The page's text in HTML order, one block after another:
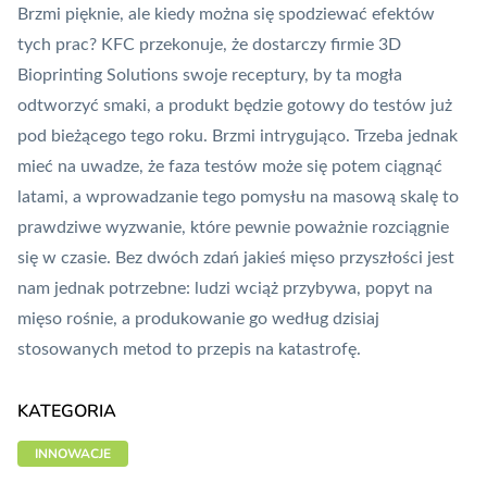
Brzmi pięknie, ale kiedy można się spodziewać efektów
tych prac? KFC przekonuje, że dostarczy firmie 3D
Bioprinting Solutions swoje receptury, by ta mogła
odtworzyć smaki, a produkt będzie gotowy do testów już
pod bieżącego tego roku. Brzmi intrygująco. Trzeba jednak
mieć na uwadze, że faza testów może się potem ciągnąć
latami, a wprowadzanie tego pomysłu na masową skalę to
prawdziwe wyzwanie, które pewnie poważnie rozciągnie
się w czasie. Bez dwóch zdań jakieś mięso przyszłości jest
nam jednak potrzebne: ludzi wciąż przybywa, popyt na
mięso rośnie, a produkowanie go według dzisiaj
stosowanych metod to przepis na katastrofę.
KATEGORIA
INNOWACJE